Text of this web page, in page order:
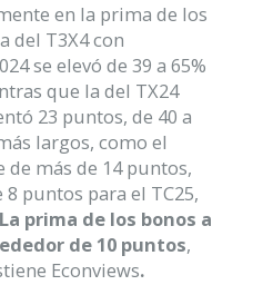
en la prima de los
del T3X4 con
se elevó de 39 a 65%
que la del TX24
23 puntos, de 40 a
largos, como el
de más de 14 puntos,
8 puntos para el TC25,
La prima de los bonos a
de 10 puntos,
Econviews.